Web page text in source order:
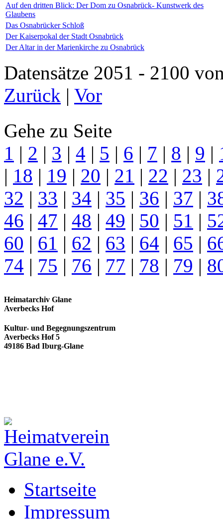
Auf den dritten Blick: Der Dom zu Osnabrück- Kunstwerk des
Glaubens
Das Osnabrücker Schloß
Der Kaiserpokal der Stadt Osnabrück
Der Altar in der Marienkirche zu Osnabrück
Datensätze 2051 - 2100
Zurück | Vor
Gehe zu Seite
1 | 2 | 3 | 4 | 5 | 6 | 7 | 8 | 9 |
| 18 | 19 | 20 | 21 | 22 | 23 |
32 | 33 | 34 | 35 | 36 | 37 |
46 | 47 | 48 | 49 | 50 | 51 |
60 | 61 | 62 | 63 | 64 | 65 |
74 | 75 | 76 | 77 | 78 | 79 |
Heimatarchiv Glane
Averbecks Hof
Kultur- und Begegnungszentrum
Averbecks Hof 5
49186 Bad Iburg-Glane
Startseite
Impressum